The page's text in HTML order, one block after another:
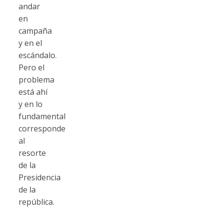
andar
en
campaña
y en el
escándalo.
Pero el
problema
está ahí
y en lo
fundamental
corresponde
al
resorte
de la
Presidencia
de la
república.